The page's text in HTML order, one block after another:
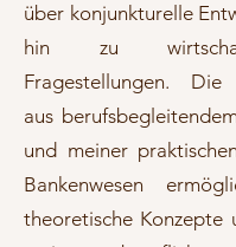
über konjunkturelle
hin zu
Fragestellungen. Die
aus
und meiner
Bankenwesen
theoretische Konzepte